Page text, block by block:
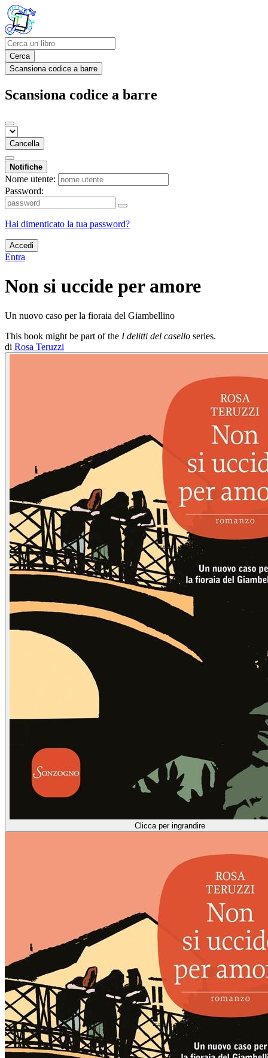
Cerca
Scansiona codice a barre
Scansiona codice a barre
Cancella
Notifiche
Nome utente:
Password:
Hai dimenticato la tua password?
Accedi
Entra
Non si uccide per amore
Un nuovo caso per la fioraia del Giambellino
This book might be part of the I delitti del casello series.
di Rosa Teruzzi
Clicca per ingrandire